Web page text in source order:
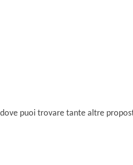
dove puoi trovare tante altre